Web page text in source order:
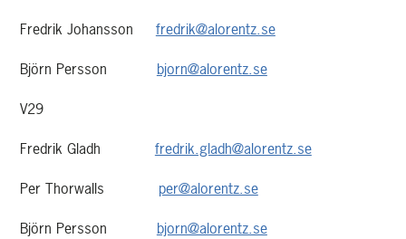
Fredrik Johansson fredrik@alorentz.se
Björn Persson bjorn@alorentz.se
V29
Fredrik Gladh fredrik.gladh@alorentz.se
Per Thorwalls per@alorentz.se
Björn Persson bjorn@alorentz.se